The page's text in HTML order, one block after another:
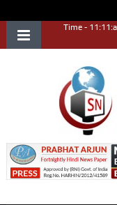
Time -